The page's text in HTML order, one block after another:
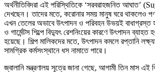
অর্থনীতিবিদরা এই পরিস্থিতিকে ‘সরবরাহজনিত আঘাত’
দেখছেন। তাদের মতে, করোনার সময় মানুষ ঘরে থাকলেও
এখন তেলের অভাবে উৎপাদন ও পরিবহন উভয়ই বাধাগ্রস্ত
ও গার্মেন্টস শিল্পে বিদ্যুৎ রেশনিংয়ের কারণে উৎপাদন
হয়েছে। শিল্প মালিকদের মতে, উৎপাদন কমলে রপ্তানি
সামগ্রিক কর্মসংস্থানে ধস নামাতে পারে।
জ্বালানি মন্ত্রণালয় সূত্রে জানা গেছে, আগামী তিন মাস এই